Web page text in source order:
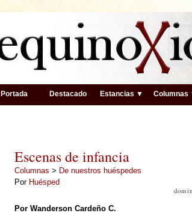
Portada Destacado Estancias ▼ Columnas
Escenas de infancia
Columnas > De nuestros huéspedes
Por Huésped
Por Wanderson Cardeño C.